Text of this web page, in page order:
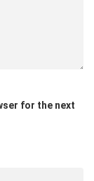
for the next